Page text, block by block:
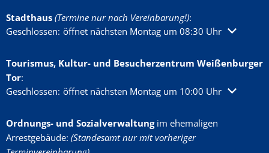
Stadthaus (Termine nur nach Vereinbarung!):
Klicken, um weitere Öffnungs- oder Schließzeiten auszublenden
Geschlossen: öffnet nächsten Montag um 08:30 Uhr
Tourismus, Kultur- und Besucherzentrum Weißenburger
Tor:
Klicken, um weitere Öffnungs- oder Schließzeiten auszublenden
Geschlossen: öffnet nächsten Montag um 10:00 Uhr
Ordnungs- und Sozialverwaltungim ehemaligen
Arrestgebäude: (Standesamt nur mit vorheriger